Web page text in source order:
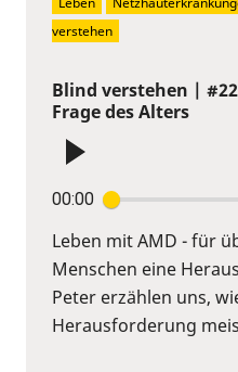
Blind verstehen |
Frage des Alters
00:00
Leben mit AMD - für
Menschen eine
Peter erzählen uns,
Herausforderung
verstehen